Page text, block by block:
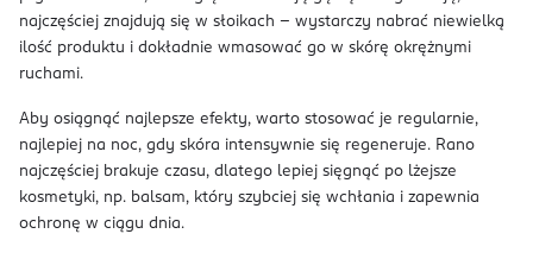
najczęściej znajdują się w słoikach – wystarczy nabrać niewielką
ilość produktu i dokładnie wmasować go w skórę okrężnymi
ruchami.
Aby osiągnąć najlepsze efekty, warto stosować je regularnie,
najlepiej na noc, gdy skóra intensywnie się regeneruje. Rano
najczęściej brakuje czasu, dlatego lepiej sięgnąć po lżejsze
kosmetyki, np. balsam, który szybciej się wchłania i zapewnia
ochronę w ciągu dnia.